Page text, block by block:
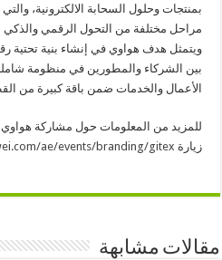
بمنتجات وحلول السحابة الالكترونية،
مراحل مختلفة من التحول الرقمي والذكي
ويتمثل هدف هواوي في إنشاء بنية تحتية
بين الشركاء والمطورين في منظومة
الأعمال والخدمات ضمن باقة كبيرة من
للمزيد من المعلومات حول مشاركة
زيارة ae/events/branding/gitex
مقالات مشابهة